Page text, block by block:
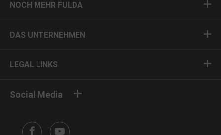
NOCH MEHR FULDA
DAS UNTERNEHMEN
Social Media
LEGAL LINKS